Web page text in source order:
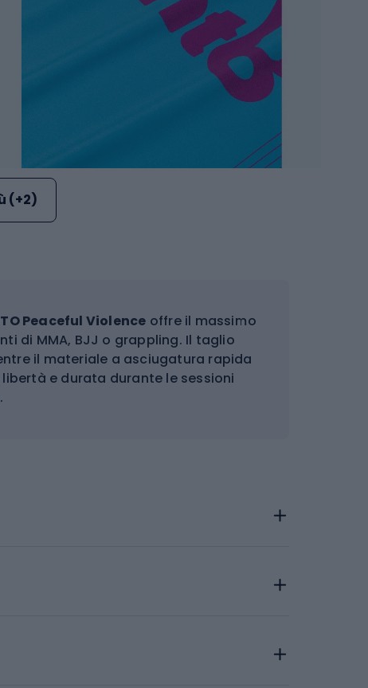
(+2)
Peaceful Violence offre il massimo
di MMA, BJJ o grappling. Il taglio
il materiale a asciugatura rapida
e durata durante le sessioni